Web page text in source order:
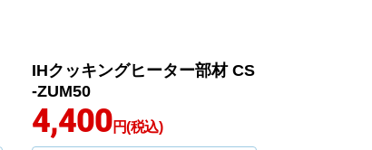
IHクッキングヒーター部材 CS
-ZUM50
4,400円(税込)